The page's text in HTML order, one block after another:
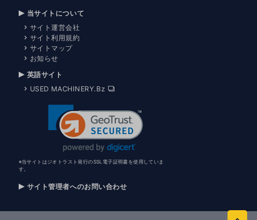
当サイトについて
サイト運営会社
サイト利用規約
サイトマップ
お知らせ
英語サイト
USED MACHINERY.Bz
※当サイトはジオトラスト発行のSSL電子証明書を使用していま
す。
サイト管理者へのお問い合わせ